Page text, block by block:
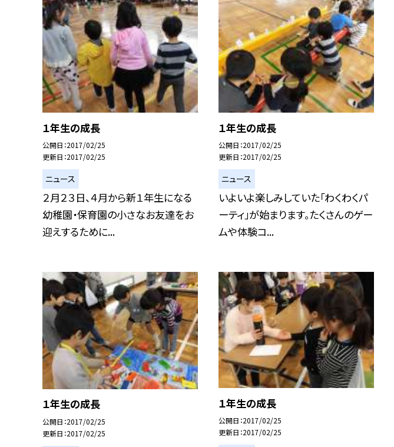
１年生の成長
公開日 2017/02/25
更新日 2017/02/25
ニュース
２月２３日、４月から新１年生になる
幼稚園・保育園の小さなお友達をお
迎えするために...
１年生の成長
公開日 2017/02/25
更新日 2017/02/25
ニュース
いよいよ楽しみしていた「わくわくパ
ーティ」が始まります。たくさんのゲー
ムや体験コ...
１年生の成長
公開日 2017/02/25
更新日 2017/02/25
１年生の成長
公開日 2017/02/25
更新日 2017/02/25